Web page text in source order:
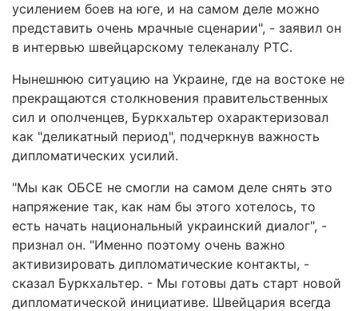
усилением боев на юге, и на самом деле можно
представить очень мрачные сценарии", - заявил он
в интервью швейцарскому телеканалу РТС.
Нынешнюю ситуацию на Украине, где на востоке не
прекращаются столкновения правительственных
сил и ополченцев, Буркхальтер охарактеризовал
как "деликатный период", подчеркнув важность
дипломатических усилий.
"Мы как ОБСЕ не смогли на самом деле снять это
напряжение так, как нам бы этого хотелось, то
есть начать национальный украинский диалог", -
признал он. "Именно поэтому очень важно
активизировать дипломатические контакты, -
сказал Буркхальтер. - Мы готовы дать старт новой
дипломатической инициативе. Швейцария всегда